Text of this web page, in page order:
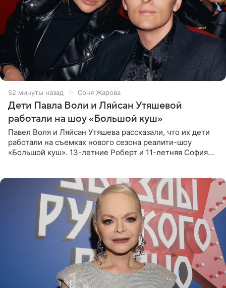
53 минуты назад Соня Жарова
Дети Павла Воли и Ляйсан Утяшевой
работали на шоу «Большой куш»
Павел Воля и Ляйсан Утяшева рассказали, что их дети
работали на съемках нового сезона реалити-шоу
«Большой куш». 13-летние Роберт и 11-летняя София